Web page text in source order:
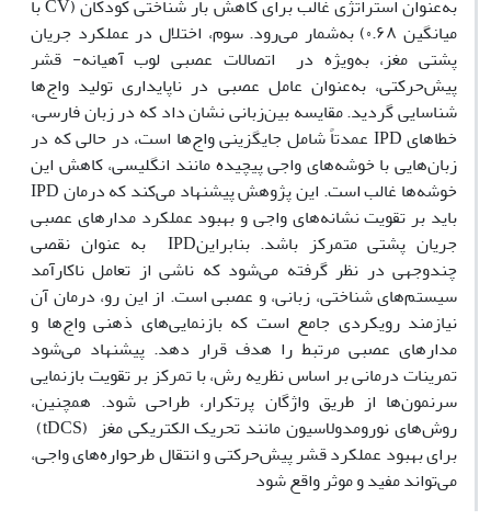
به‌عنوان استراتژی غالب برای کاهش بار شناختی کودکان (CV با
میانگین ۰.۶۸) به‌شمار می‌رود. سوم، اختلال در عملکرد جریان
پشتی مغز، به‌ویژه در اتصالات عصبی لوب آهیانه- قشر
پیش‌حرکتی، به‌عنوان عامل عصبی در ناپایداری تولید واج‌ها
شناسایی گردید. مقایسه بین‌زبانی نشان داد که در زبان فارسی،
خطاهای IPD عمدتاً شامل جایگزینی واج‌ها است، در حالی که در
زبان‌هایی با خوشه‌های واجی پیچیده مانند انگلیسی، کاهش این
خوشه‌ها غالب است. این پژوهش پیشنهاد می‌کند که درمان IPD
باید بر تقویت نشانه‌های واجی و بهبود عملکرد مدارهای عصبی
جریان پشتی متمرکز باشد. بنابراینIPD به عنوان نقصی
چندوجهی در نظر گرفته می‌شود که ناشی از تعامل ناکارآمد
سیستم‌های شناختی، زبانی، و عصبی است. از این رو، درمان آن
نیازمند رویکردی جامع است که بازنمایی‌های ذهنی واج‌ها و
مدارهای عصبی مرتبط را هدف قرار دهد. پیشنهاد می‌شود
تمرینات درمانی بر اساس نظریه رش، با تمرکز بر تقویت بازنمایی
سرنمون‌ها از طریق واژگان پرتکرار، طراحی شود. همچنین،
روش‌های نورومدولاسیون مانند تحریک الکتریکی مغز (tDCS)
برای بهبود عملکرد قشر پیش‌حرکتی و انتقال طرحواره‌های واجی،
می‌تواند مفید و موثر واقع شود